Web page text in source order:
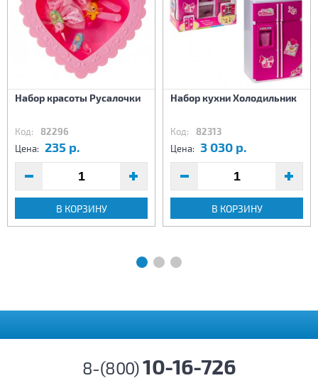
Набор красоты Русалочки
Код: 82296
Цена: 235 р.
В КОРЗИНУ
Набор кухни Холодильник
Код: 82313
Цена: 3 030 р.
В КОРЗИНУ
8-(800)10-16-726